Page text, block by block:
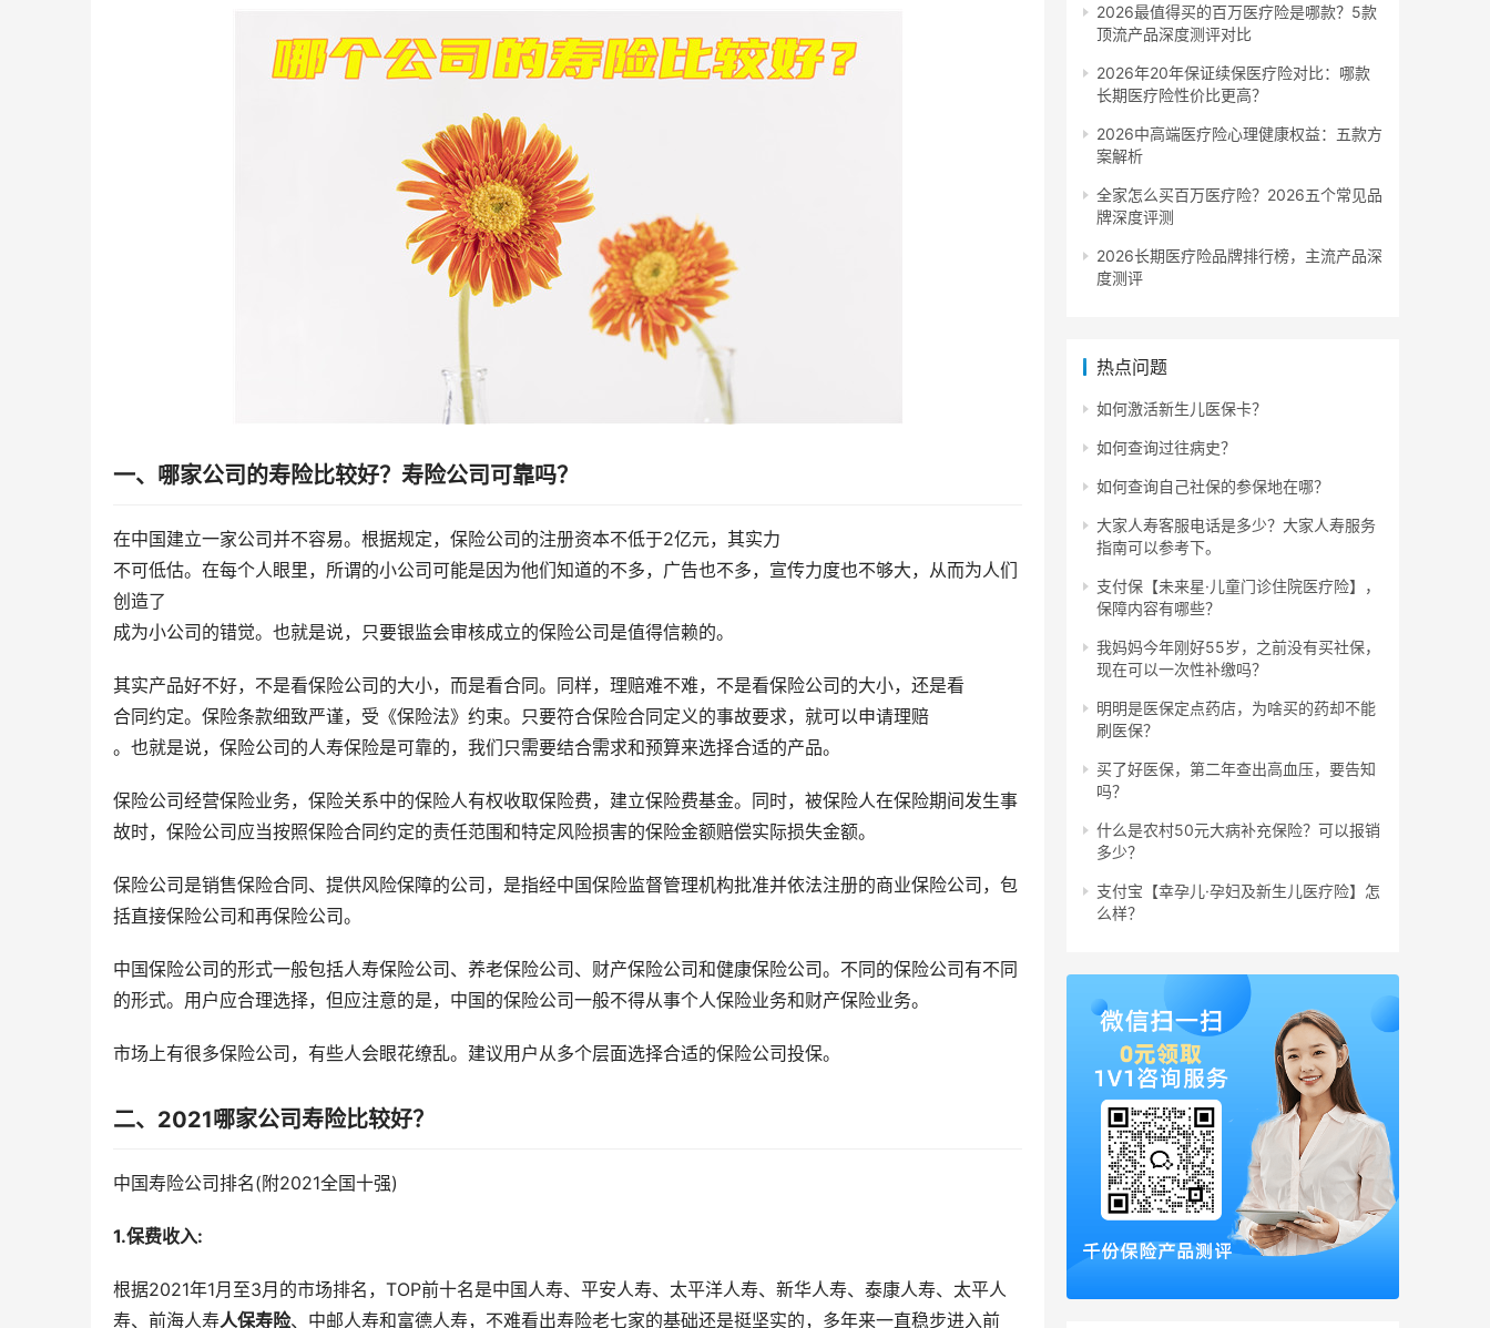
一、哪家公司的寿险比较好？寿险公司可靠吗？
在中国建立一家公司并不容易。根据规定，保险公司的注册资本不低于2亿元，其实力
不可低估。在每个人眼里，所谓的小公司可能是因为他们知道的不多，广告也不多，宣传力度也不够大，从而为人们
创造了
成为小公司的错觉。也就是说，只要银监会审核成立的保险公司是值得信赖的。
其实产品好不好，不是看保险公司的大小，而是看合同。同样，理赔难不难，不是看保险公司的大小，还是看
合同约定。保险条款细致严谨，受《保险法》约束。只要符合保险合同定义的事故要求，就可以申请理赔
。也就是说，保险公司的人寿保险是可靠的，我们只需要结合需求和预算来选择合适的产品。
保险公司经营保险业务，保险关系中的保险人有权收取保险费，建立保险费基金。同时，被保险人在保险期间发生事
故时，保险公司应当按照保险合同约定的责任范围和特定风险损害的保险金额赔偿实际损失金额。
保险公司是销售保险合同、提供风险保障的公司，是指经中国保险监督管理机构批准并依法注册的商业保险公司，包
括直接保险公司和再保险公司。
中国保险公司的形式一般包括人寿保险公司、养老保险公司、财产保险公司和健康保险公司。不同的保险公司有不同
的形式。用户应合理选择，但应注意的是，中国的保险公司一般不得从事个人保险业务和财产保险业务。
市场上有很多保险公司，有些人会眼花缭乱。建议用户从多个层面选择合适的保险公司投保。
二、2021哪家公司寿险比较好？
中国寿险公司排名(附2021全国十强)
1.保费收入:
根据2021年1月至3月的市场排名，TOP前十名是中国人寿、平安人寿、太平洋人寿、新华人寿、泰康人寿、太平人
寿、前海人寿人保寿险、中邮人寿和富德人寿，不难看出寿险老七家的基础还是挺坚实的，多年来一直稳步进入前
2026最值得买的百万医疗险是哪款？5款
顶流产品深度测评对比
2026年20年保证续保医疗险对比：哪款
长期医疗险性价比更高？
2026中高端医疗险心理健康权益：五款方
案解析
全家怎么买百万医疗险？2026五个常见品
牌深度评测
2026长期医疗险品牌排行榜，主流产品深
度测评
热点问题
如何激活新生儿医保卡？
如何查询过往病史？
如何查询自己社保的参保地在哪？
大家人寿客服电话是多少？大家人寿服务
指南可以参考下。
支付保【未来星·儿童门诊住院医疗险】，
保障内容有哪些？
我妈妈今年刚好55岁，之前没有买社保，
现在可以一次性补缴吗？
明明是医保定点药店，为啥买的药却不能
刷医保？
买了好医保，第二年查出高血压，要告知
吗？
什么是农村50元大病补充保险？可以报销
多少？
支付宝【幸孕儿·孕妇及新生儿医疗险】怎
么样？